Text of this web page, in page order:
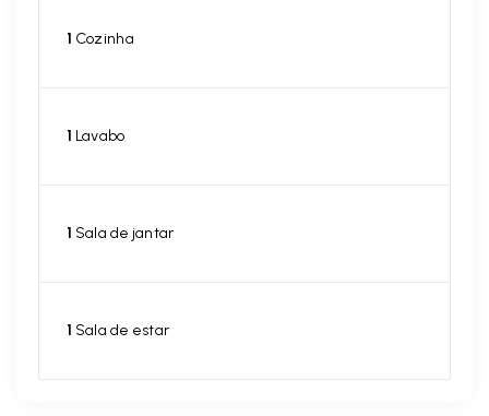
1 Cozinha
1 Lavabo
1 Sala de jantar
1 Sala de estar